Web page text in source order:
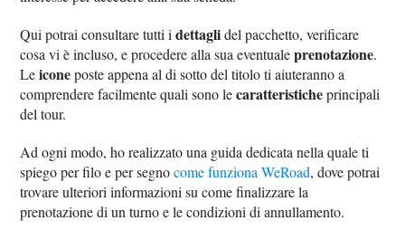
Qui potrai consultare tutti idettaglidel pacchetto, verificare
cosa vi è incluso, e procedere alla sua eventualeprenotazione.
Leiconeposte appena al di sotto del titolo ti aiuteranno a
comprendere facilmente quali sono lecaratteristicheprincipali
del tour.
Ad ogni modo, ho realizzato una guida dedicata nella quale ti
spiego per filo e per segnocome funziona WeRoad, dove potrai
trovare ulteriori informazioni su come finalizzare la
prenotazione di un turno e le condizioni di annullamento.